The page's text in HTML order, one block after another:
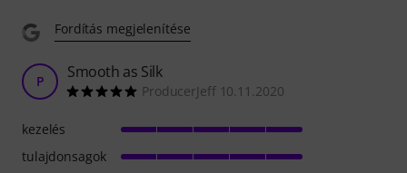
Fordítás megjelenítése
P Smooth as Silk
ProducerJeff 10.11.2020
kezelés
tulajdonsagok